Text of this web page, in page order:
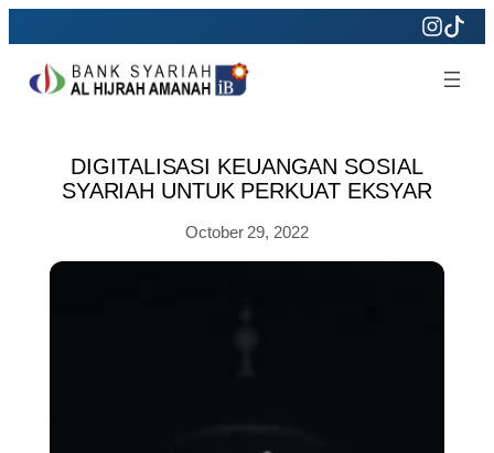
to
content
DIGITALISASI KEUANGAN SOSIAL
SYARIAH UNTUK PERKUAT EKSYAR
October 29, 2022